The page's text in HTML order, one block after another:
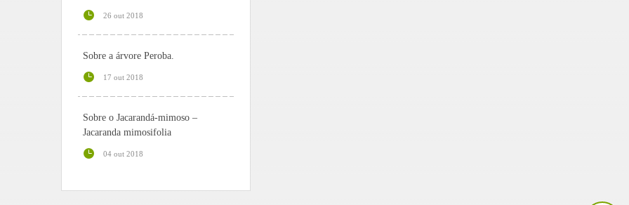
26 out 2018
Sobre a árvore Peroba.
17 out 2018
Sobre o Jacarandá-mimoso –
Jacaranda mimosifolia
04 out 2018